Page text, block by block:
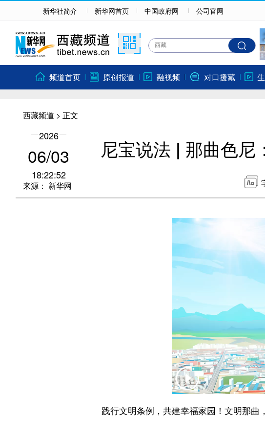
新华社简介 新华网首页 中国政府网 公司官网
频道首页 原创报道 融视频 对口援藏
西藏频道 > 正文
2026
06/03
18:22:52
来源： 新华网
尼宝说法 | 那曲色尼
践行文明条例，共建幸福家园！文明那曲